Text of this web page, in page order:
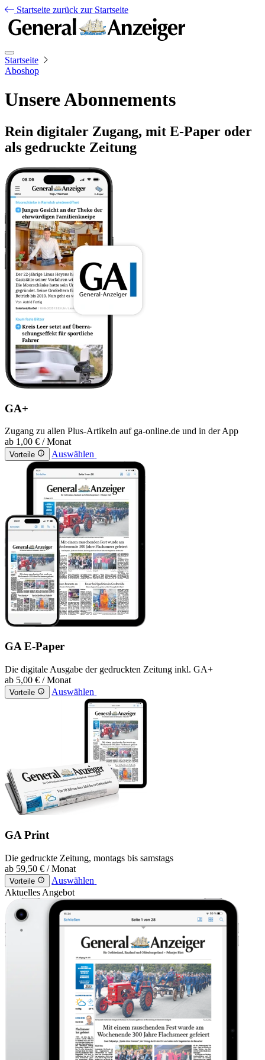
Startseite zurück zur Startseite
Startseite
Aboshop
Unsere Abonnements
Rein digitaler Zugang, mit E-Paper oder
als gedruckte Zeitung
GA+
Zugang zu allen Plus-Artikeln auf ga-online.de und in der App
ab 1,00 € / Monat
Vorteile Auswählen
GA E-Paper
Die digitale Ausgabe der gedruckten Zeitung inkl. GA+
ab 5,00 € / Monat
Vorteile Auswählen
GA Print
Die gedruckte Zeitung, montags bis samstags
ab 59,50 € / Monat
Vorteile
Auswählen
Aktuelles Angebot